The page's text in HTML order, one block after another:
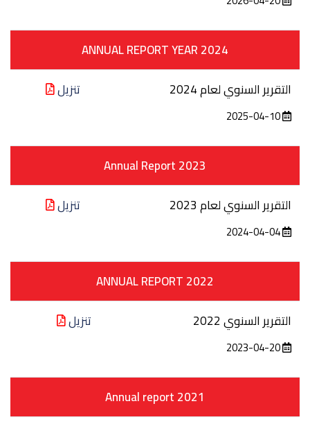
ANNUAL REPORT YEAR 2024
التقرير السنوي لعام 2024
تنزيل
Annual Report 2023
التقرير السنوي لعام 2023
تنزيل
ANNUAL REPORT 2022
التقرير السنوي 2022
تنزيل
Annual report 2021